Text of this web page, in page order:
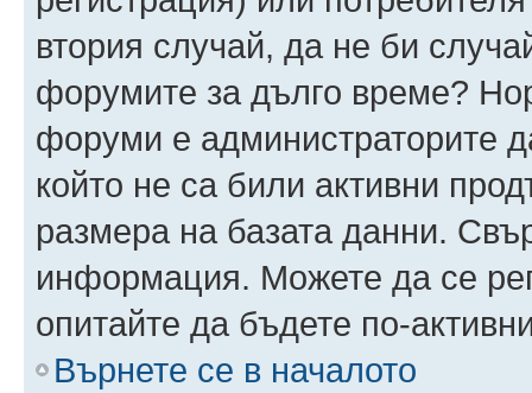
втория случай, да не би
форумите за дълго време?
форуми е администраторите
който не са били активни
размера на базата данни.
информация. Можете да се
опитайте да бъдете по-
Върнете се в началото